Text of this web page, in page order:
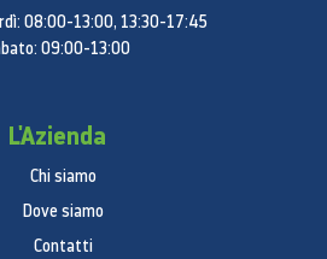
08:00-13:00, 13:30-17:45
09:00-13:00
L'Azienda
Chi siamo
Dove siamo
Contatti